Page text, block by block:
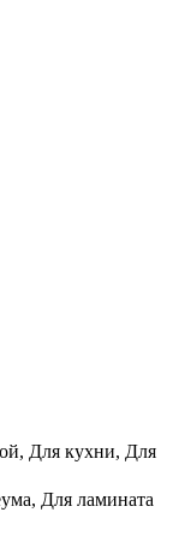
Для кухни, Для
Для ламината